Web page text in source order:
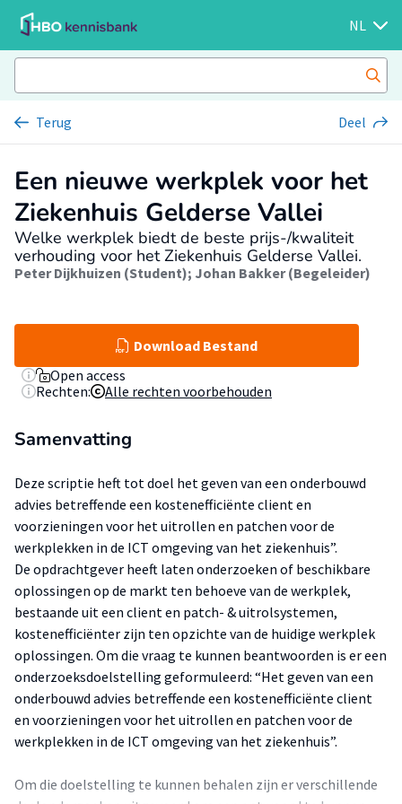
NL
Terug Deel
Een nieuwe werkplek voor het
Ziekenhuis Gelderse Vallei
Welke werkplek biedt de beste prijs-/kwaliteit
verhouding voor het Ziekenhuis Gelderse Vallei.
Peter Dijkhuizen (Student); Johan Bakker (Begeleider)
Download Bestand
Open access
Rechten:
Alle rechten voorbehouden
Samenvatting
Deze scriptie heft tot doel het geven van een onderbouwd
advies betreffende een kostenefficiënte client en
voorzieningen voor het uitrollen en patchen voor de
werkplekken in de ICT omgeving van het ziekenhuis”.
De opdrachtgever heeft laten onderzoeken of beschikbare
oplossingen op de markt ten behoeve van de werkplek,
bestaande uit een client en patch- & uitrolsystemen,
kostenefficiënter zijn ten opzichte van de huidige werkplek
oplossingen. Om die vraag te kunnen beantwoorden is er een
onderzoeksdoelstelling geformuleerd: “Het geven van een
onderbouwd advies betreffende een kostenefficiënte client
en voorzieningen voor het uitrollen en patchen voor de
werkplekken in de ICT omgeving van het ziekenhuis”.
Om die doelstelling te kunnen behalen zijn er verschillende